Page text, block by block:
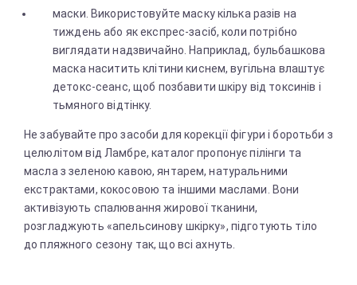
маски. Використовуйте маску кілька разів на
тиждень або як експрес-засіб, коли потрібно
виглядати надзвичайно. Наприклад, бульбашкова
маска наситить клітини киснем, вугільна влаштує
детокс-сеанс, щоб позбавити шкіру від токсинів і
тьмяного відтінку.
Не забувайте про засоби для корекції фігури і боротьби з
целюлітом від Ламбре, каталог пропонує пілінги та
масла з зеленою кавою, янтарем, натуральними
екстрактами, кокосовою та іншими маслами. Вони
активізують спалювання жирової тканини,
розгладжують «апельсинову шкірку», підготують тіло
до пляжного сезону так, що всі ахнуть.